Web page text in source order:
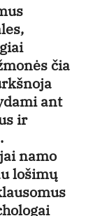
čia
ant
ir
namo
lošimų